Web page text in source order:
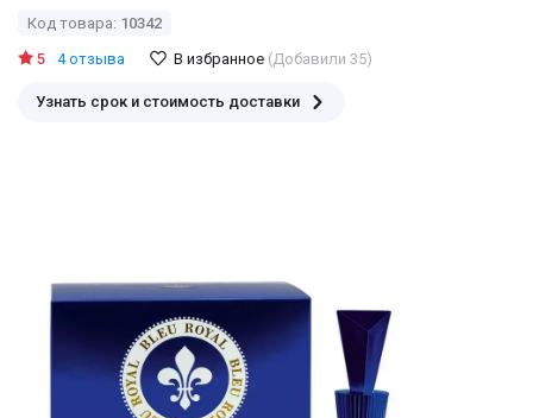
Код товара: 10342
5
4 отзыва В избранное (Добавили 35)
Узнать срок и стоимость доставки